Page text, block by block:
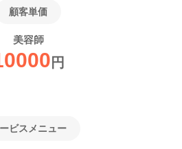
顧客単価
美容師
円
ビスメニュー